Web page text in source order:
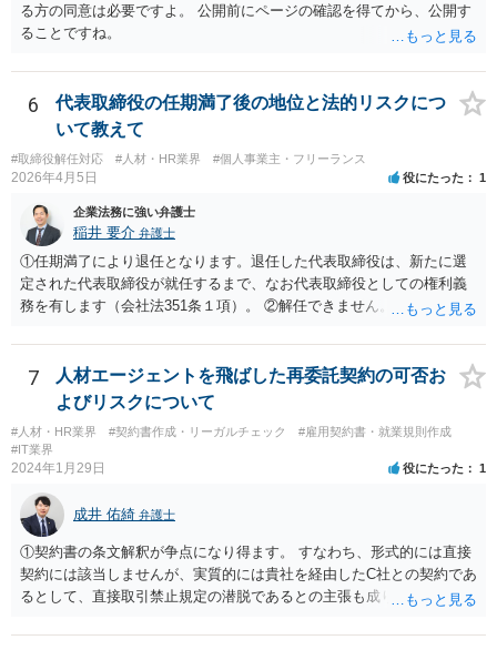
る方の同意は必要ですよ。 公開前にページの確認を得てから、公開す
ることですね。
6
代表取締役の任期満了後の地位と法的リスクにつ
いて教えて
#取締役解任対応 #人材・HR業界 #個人事業主・フリーランス
2026年4月5日 役にたった 1
企業法務に強い弁護士
稲井 要介 弁護士
①任期満了により退任となります。退任した代表取締役は、新たに選
定された代表取締役が就任するまで、なお代表取締役としての権利義
務を有します（会社法351条１項）。 ②解任できません。 ③金融機関
可能性があります。また、権利義務代表取締役であっても、第三者か
ら損害賠償請求を受けるリスクがあります（会社法429条１項）。
7
人材エージェントを飛ばした再委託契約の可否お
よびリスクについて
#人材・HR業界 #契約書作成・リーガルチェック
#雇用契約書・就業規則作成
#IT業界
2024年1月29日 役にたった 1
成井 佑綺 弁護士
①契約書の条文解釈が争点になり得ます。 すなわち、形式的には直接
契約には該当しませんが、実質的には貴社を経由したC社との契約であ
るとして、直接取引禁止規定の潜脱であるとの主張も成り立ち得るも
請求を受ける）可能性もあります。 基本的には、A、B社間で覚書を締